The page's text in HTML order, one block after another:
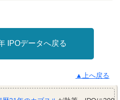
IPOデータへ戻る
▲上へ戻る